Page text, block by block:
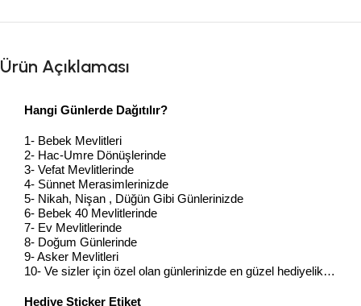
Ürün Açıklaması
Hangi Günlerde Dağıtılır?
1- Bebek Mevlitleri
2- Hac-Umre Dönüşlerinde
3- Vefat Mevlitlerinde
4- Sünnet Merasimlerinizde
5- Nikah, Nişan , Düğün Gibi Günlerinizde
6- Bebek 40 Mevlitlerinde
7- Ev Mevlitlerinde
8- Doğum Günlerinde
9- Asker Mevlitleri
10- Ve sizler için özel olan günlerinizde en güzel hediyelik…
Hediye Sticker Etiket